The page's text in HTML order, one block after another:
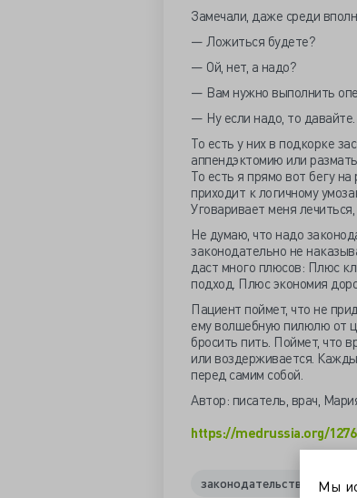
Замечали, даже среди
— Ложиться будете?
— Ой, нет, а надо?
— Вам нужно выполнить
— Ну если надо, то давайте.
То есть у них в подкорке
аппендэктомию или
То есть я прямо вот бегу
приходит к логичному
Уговаривает меня
Не думаю, что надо
законодательно не
даст много плюсов: Плюс
подход. Плюс экономия
Пациент поймет, что не
ему волшебную пилюлю от
бросить пить. Поймет, что
или воздерживается.
перед самим собой.
Автор: писатель, врач,
https://medrussia.org/
законодательство Мы